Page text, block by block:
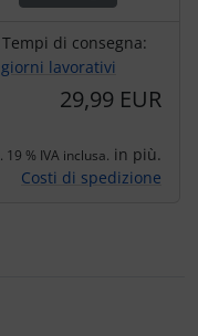
Tempi di consegna:
lavorativi
29,99 EUR
19 % IVA inclusa. in più.
Costi di spedizione